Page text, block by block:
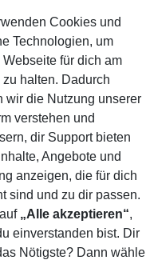
Cookies und
Technologien, um
Webseite für dich am
zu halten. Dadurch
wir die Nutzung unserer
verstehen und
dir Support bieten
Angebote und
anzeigen, die für dich
sind und zu dir passen.
„Alle akzeptieren“,
einverstanden bist. Dir
Nötigste? Dann wähle